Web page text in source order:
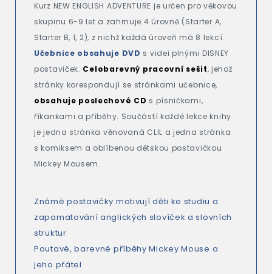
Kurz NEW ENGLISH ADVENTURE je určen pro věkovou
skupinu 6-9 let a zahrnuje 4 úrovně (Starter A,
Starter B, 1, 2), z nichž každá úroveň má 8 lekcí.
Učebnice obsahuje DVD s videi plnými DISNEY
postaviček. Celobarevný pracovní sešit, jehož
stránky korespondují se stránkami učebnice,
obsahuje poslechové CD s písničkami,
říkankami a příběhy. Součástí každé lekce knihy
je jedna stránka věnovaná CLIL a jedna stránka
s komiksem a oblíbenou dětskou postavičkou
Mickey Mousem.
Známé postavičky motivují děti ke studiu a
zapamatování anglických slovíček a slovních
struktur
Poutavé, barevné příběhy Mickey Mouse a
jeho přátel